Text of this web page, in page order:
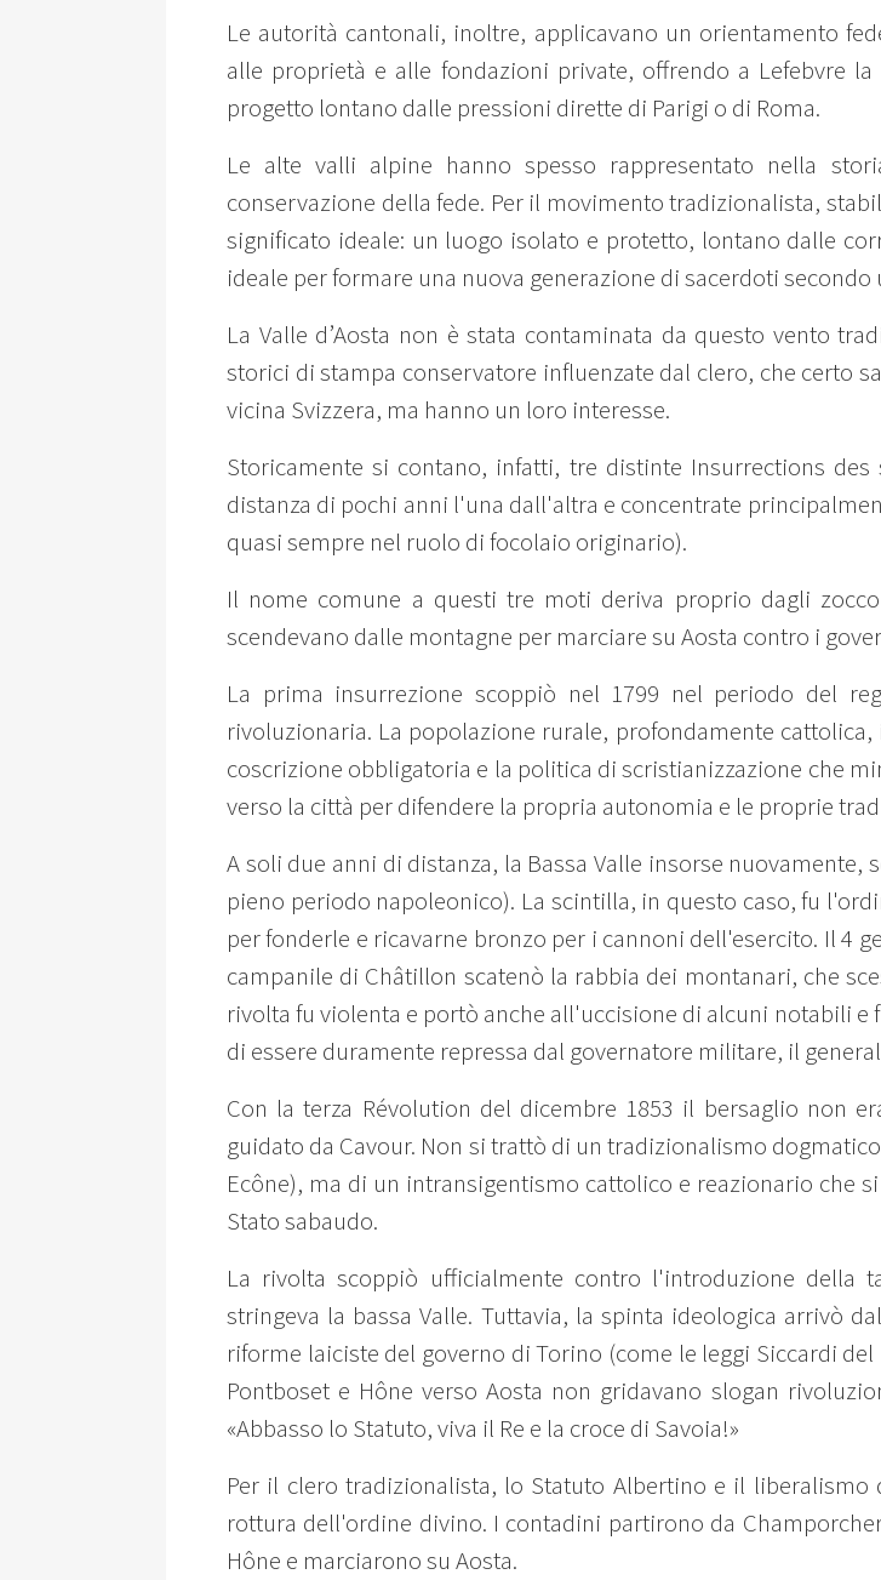
Le autorità cantonali, inoltre, applicavano un orientamento
alle proprietà e alle fondazioni private, offrendo a Lefebvre
progetto lontano dalle pressioni dirette di Parigi o di Roma.
Le alte valli alpine hanno spesso rappresentato nella
conservazione della fede. Per il movimento tradizionalista,
significato ideale: un luogo isolato e protetto, lontano dalle
ideale per formare una nuova generazione di sacerdoti
La Valle d’Aosta non è stata contaminata da questo vento
storici di stampa conservatore influenzate dal clero, che certo
vicina Svizzera, ma hanno un loro interesse.
Storicamente si contano, infatti, tre distinte Insurrections
distanza di pochi anni l'una dall'altra e concentrate
quasi sempre nel ruolo di focolaio originario).
Il nome comune a questi tre moti deriva proprio dagli
scendevano dalle montagne per marciare su Aosta contro i
La prima insurrezione scoppiò nel 1799 nel periodo del
rivoluzionaria. La popolazione rurale, profondamente
coscrizione obbligatoria e la politica di scristianizzazione che
verso la città per difendere la propria autonomia e le proprie
A soli due anni di distanza, la Bassa Valle insorse
pieno periodo napoleonico). La scintilla, in questo caso, fu
per fonderle e ricavarne bronzo per i cannoni dell'esercito. Il 4
campanile di Châtillon scatenò la rabbia dei montanari, che
rivolta fu violenta e portò anche all'uccisione di alcuni notabili e
di essere duramente repressa dal governatore militare, il
Con la terza Révolution del dicembre 1853 il bersaglio non
guidato da Cavour. Non si trattò di un tradizionalismo
Ecône), ma di un intransigentismo cattolico e reazionario che
Stato sabaudo.
La rivolta scoppiò ufficialmente contro l'introduzione della
stringeva la bassa Valle. Tuttavia, la spinta ideologica arrivò
riforme laiciste del governo di Torino (come le leggi Siccardi
Pontboset e Hône verso Aosta non gridavano slogan
«Abbasso lo Statuto, viva il Re e la croce di Savoia!»
Per il clero tradizionalista, lo Statuto Albertino e il
rottura dell'ordine divino. I contadini partirono da
Hône e marciarono su Aosta.